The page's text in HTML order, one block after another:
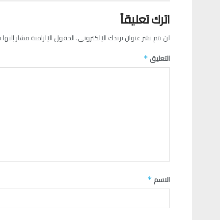
اترك تعليقاً
لن يتم نشر عنوان بريدك الإلكتروني.الحقول الإلزامية مشار إليها
التعليق *
الاسم *